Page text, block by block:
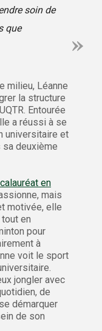
soin de
que
milieu, Léanne
la structure
Entourée
a réussi à se
universitaire et
deuxième
en
mais
motivée, elle
en
pour
à
voit le sport
jongler avec
de
démarquer
de son